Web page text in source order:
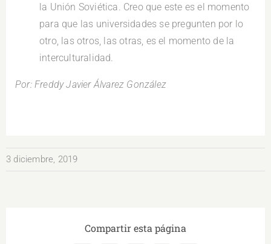
la Unión Soviética. Creo que este es el momento
para que las universidades se pregunten por lo
otro, las otros, las otras, es el momento de la
interculturalidad.
Por: Freddy Javier Álvarez González
3 diciembre, 2019
Compartir esta página